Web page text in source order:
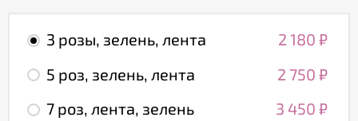
3 розы, зелень, лента 2 180 ₽
5 роз, зелень, лента
2 750 ₽
7 роз, лента, зелень
3 450 ₽